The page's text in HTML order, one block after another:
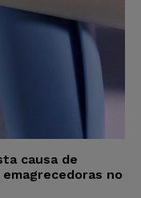
causa de
no